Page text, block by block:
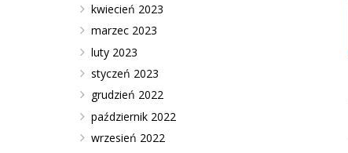
kwiecień 2023
marzec 2023
luty 2023
styczeń 2023
grudzień 2022
październik 2022
wrzesień 2022